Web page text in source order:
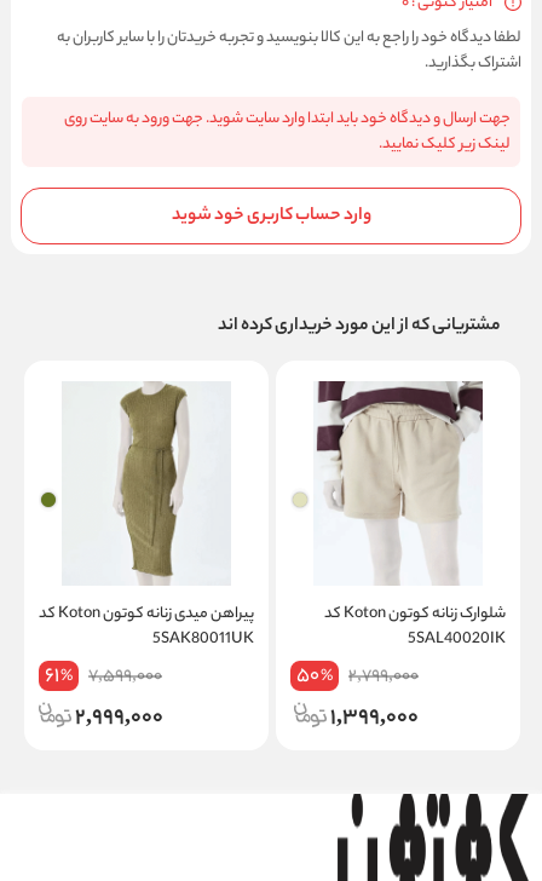
لطفا دیدگاه خود را راجع به این کالا بنویسید و تجربه خریدتان را با سایر کاربران به
اشتراک بگذارید.
جهت ارسال و دیدگاه خود باید ابتدا وارد سایت شوید. جهت ورود به سایت روی
لینک زیر کلیک نمایید.
وارد حساب کاربری خود شوید
مشتریانی که از این مورد خریداری کرده اند
شلوارک زنانه کوتون Koton کد
5SAL40020IK
2,799,000
50%
1,399,000
پیراهن میدی زنانه کوتون Koton کد
5SAK80011UK
7,599,000
61%
2,999,000